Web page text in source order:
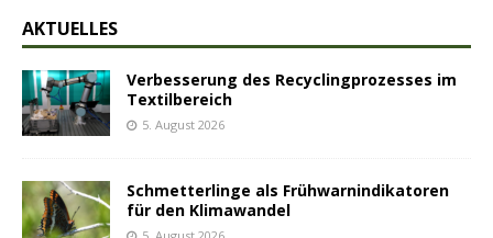
AKTUELLES
Verbesserung des Recyclingprozesses im
Textilbereich
5. August 2026
Schmetterlinge als Frühwarnindikatoren
für den Klimawandel